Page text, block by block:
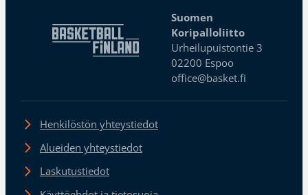
Suomen
Koripalloliitto
Urheilupuistontie 3
02200 Espoo
office@basket.fi
Henkilöstön yhteystiedot
Alueiden yhteystiedot
Laskutustiedot